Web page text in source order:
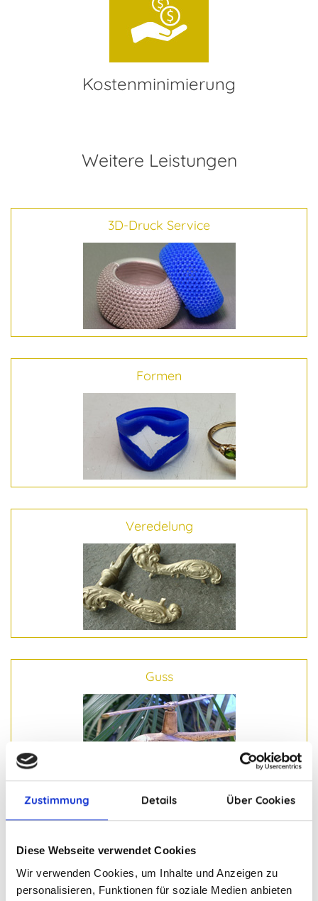
Zustimmung Details Über Cookies
Diese Webseite verwendet Cookies
Wir verwenden Cookies, um Inhalte und Anzeigen zu
personalisieren, Funktionen für soziale Medien anbieten
Kostenminimierung
Weitere Leistungen
3D-Druck Service
Formen
Veredelung
Guss
Goldschmiede-
arbeiten